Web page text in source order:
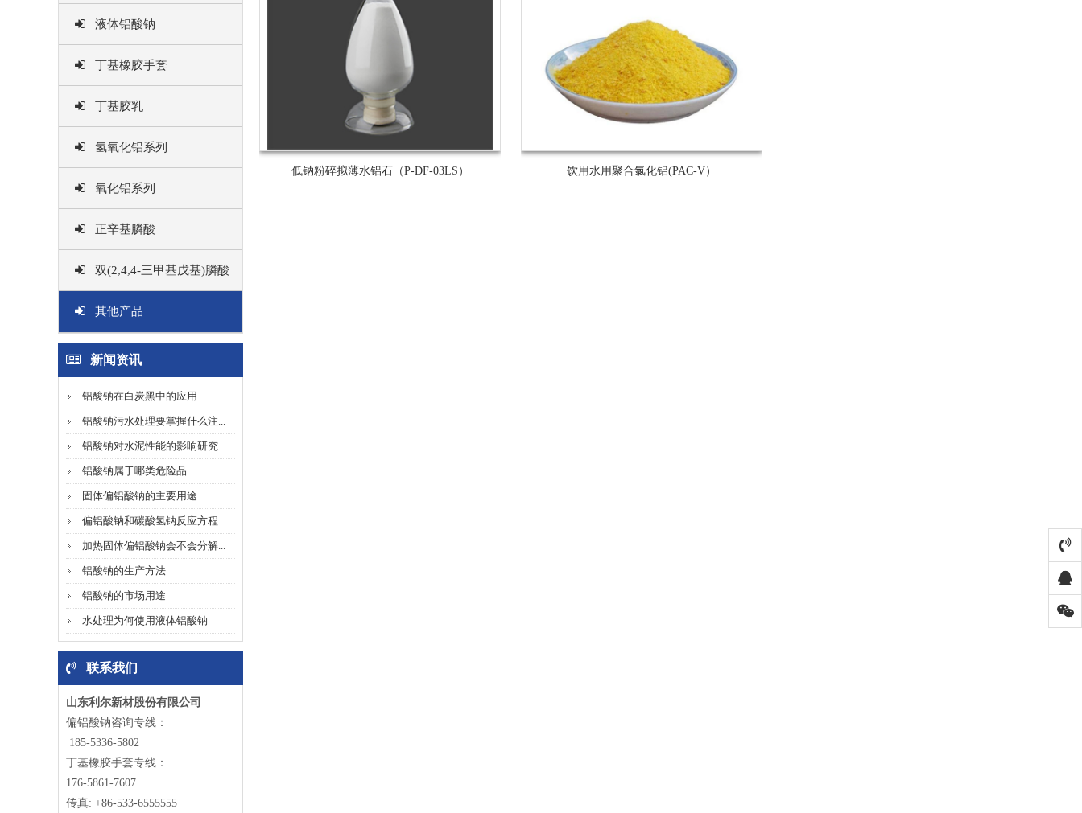
液体铝酸钠
丁基橡胶手套
丁基胶乳
氢氧化铝系列
氧化铝系列
正辛基膦酸
双(2,4,4-三甲基戊基)膦酸
其他产品
新闻资讯
铝酸钠在白炭黑中的应用
铝酸钠污水处理要掌握什么注...
铝酸钠对水泥性能的影响研究
铝酸钠属于哪类危险品
固体偏铝酸钠的主要用途
偏铝酸钠和碳酸氢钠反应方程...
加热固体偏铝酸钠会不会分解...
铝酸钠的生产方法
铝酸钠的市场用途
水处理为何使用液体铝酸钠
联系我们
山东利尔新材股份有限公司
偏铝酸钠咨询专线：
185-5336-5802
丁基橡胶手套专线：
176-5861-7607
传真: +86-533-6555555
低钠粉碎拟薄水铝石（P-DF-03LS） 饮用水用聚合氯化铝(PAC-V）